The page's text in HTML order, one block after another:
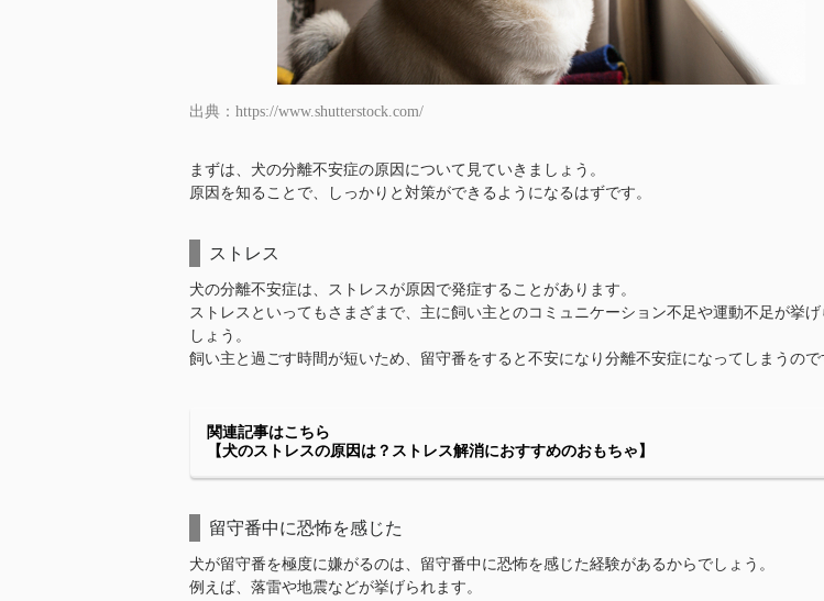
出典：https://www.shutterstock.com/
まずは、犬の分離不安症の原因について見ていきましょう。
原因を知ることで、しっかりと対策ができるようになるはずです。
ストレス
犬の分離不安症は、ストレスが原因で発症することがあります。
ストレスといってもさまざまで、主に飼い主とのコミュニケーション不足や運動不足が挙
しょう。
飼い主と過ごす時間が短いため、留守番をすると不安になり分離不安症になってしまうので
関連記事はこちら
【犬のストレスの原因は？ストレス解消におすすめのおもちゃ】
留守番中に恐怖を感じた
犬が留守番を極度に嫌がるのは、留守番中に恐怖を感じた経験があるからでしょう。
例えば、落雷や地震などが挙げられます。